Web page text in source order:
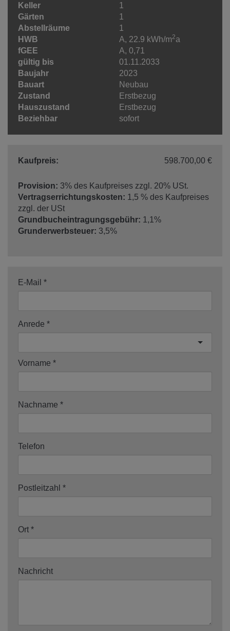
Keller
1
Gärten
1
Abstellräume
1
HWB
A, 22.9 kWh/m2a
fGEE
A, 0,71
gültig bis
01.11.2033
Baujahr
2023
Bauart
Neubau
Zustand
Erstbezug
Hauszustand
Erstbezug
Beziehbar
sofort
Kaufpreis: 598.700,00 €
Provision: 3% des Kaufpreises zzgl. 20% USt.
Vertragserrichtungskosten: 1,5 % des Kaufpreises
zzgl. der USt
Grundbucheintragungsgebühr: 1,1%
Grunderwerbsteuer: 3,5%
E-Mail
Anrede
Vorname
Nachname
Telefon
Postleitzahl
Ort
Nachricht